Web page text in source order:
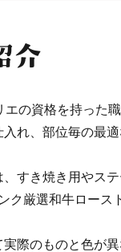
の資格を持った職
れ、部位毎の最
すき焼き用やス
ク厳選和牛ロース
際のものと色が異